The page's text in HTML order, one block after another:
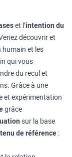
et l’intention du
découvrir et
humain et les
qui vous
du recul et
Grâce à une
et expérimentation
grâce
sur la base
de référence :